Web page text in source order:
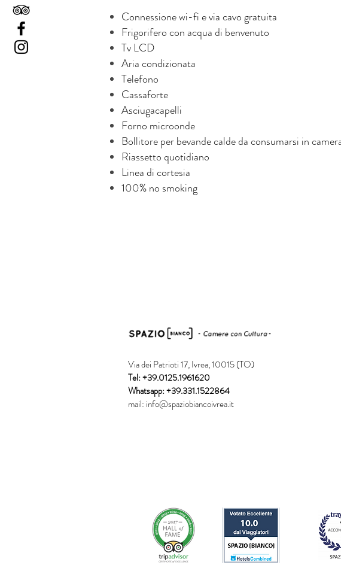
Connessione wi-fi e via cavo gratuita
Frigorifero con acqua di benvenuto
Tv LCD
Aria condizionata
Telefono
Cassaforte
Asciugacapelli
Forno microonde
Bollitore per bevande calde da consumarsi in
Riassetto quotidiano
Linea di cortesia
100% no smoking
Via dei Patrioti 17, Ivrea, 10015 (TO)
Tel: +39.0125.1961620
Whatsapp: +39.331.1522864
mail: info@spaziobiancoivrea.it